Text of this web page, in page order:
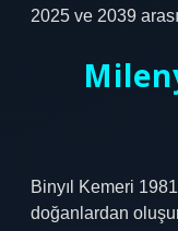
2025 ve 2039
Binyıl Kemeri
doğanlardan